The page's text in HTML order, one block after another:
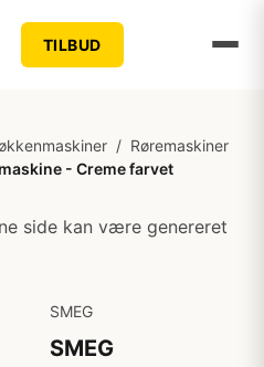
TILBUD
/ Røremaskiner
- Creme farvet
side kan være genereret
SMEG
SMEG